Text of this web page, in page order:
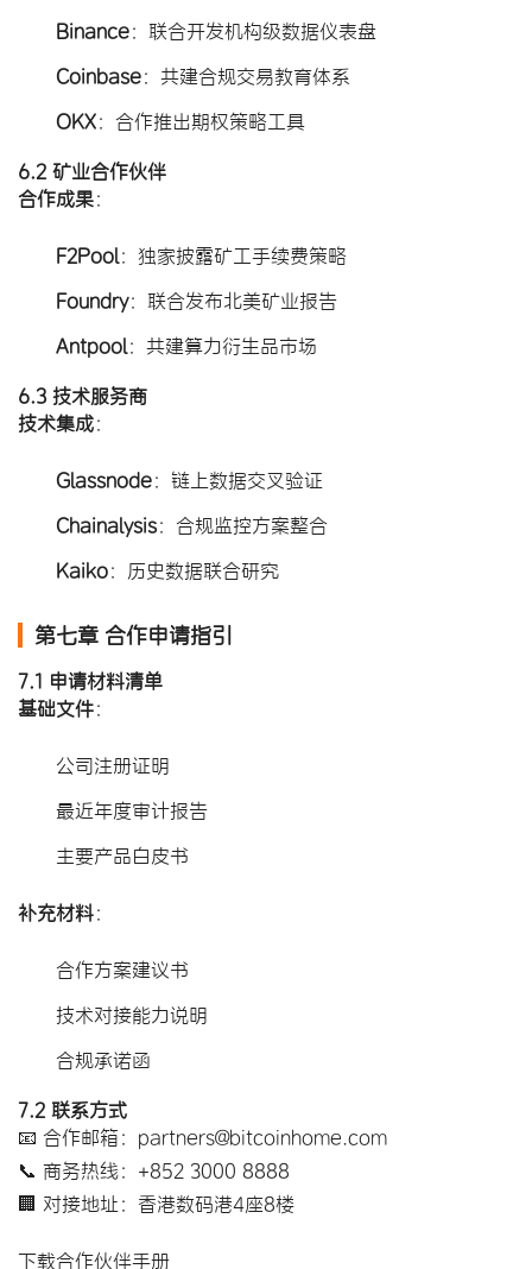
Binance​：联合开发机构级数据仪表盘
Coinbase​：共建合规交易教育体系
OKX​：合作推出期权策略工具
6.2 矿业合作伙伴
合作成果​：
F2Pool ​：独家披露矿工手续费策略
Foundry​：联合发布北美矿业报告
Antpool ​：共建算力衍生品市场
6.3 技术服务商
技术集成​：
Glassnode​：链上数据交叉验证
Chainalysis​：合规监控方案整合
Kaiko​：历史数据联合研究
第七章 合作申请指引
7.1 申请材料清单
基础文件​：
公司注册证明
最近年度审计报告
主要产品白皮书
补充材料​：
合作方案建议书
技术对接能力说明
合规承诺函
7.2 联系方式
📧 合作邮箱：partners@bitcoinhome.com
📞 商务热线：+852 3000 8888
🏢 对接地址：香港数码港4座8楼
下载合作伙伴手册